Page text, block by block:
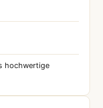
hochwertige